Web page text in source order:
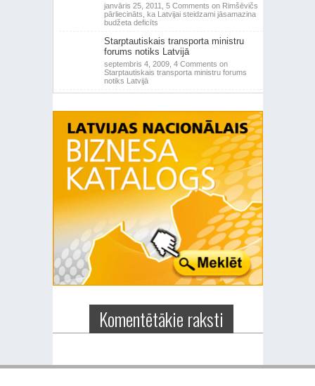
janvāris 25, 2011, 5 Comments on Rimšēvičs
pārliecināts, ka Latvijai steidzami jāsamazina
budžeta deficīts
Starptautiskais transporta ministru
forums notiks Latvijā
septembris 4, 2009, 4 Comments on
Starptautiskais transporta ministru forums
notiks Latvijā
Komentētākie raksti